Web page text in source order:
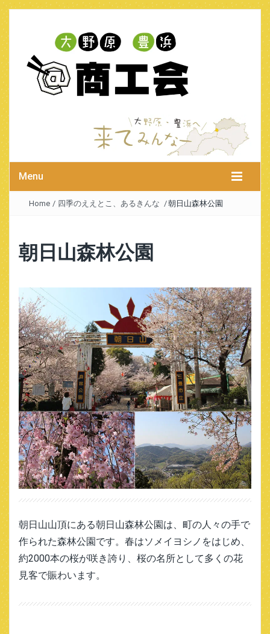
Menu
Home / 四季のええとこ、あるきんな /朝日山森林公園
朝日山森林公園
朝日山山頂にある朝日山森林公園は、町の人々の手で
作られた森林公園です。春はソメイヨシノをはじめ、
約2000本の桜が咲き誇り、桜の名所として多くの花
見客で賑わいます。